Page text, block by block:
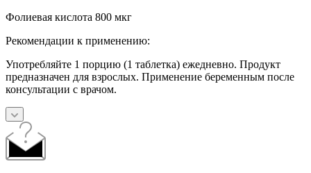
Фолиевая кислота 800 мкг
Рекомендации к применению:
Употребляйте 1 порцию (1 таблетка) ежедневно. Продукт
предназначен для взрослых. Применение беременным после
консультации с врачом.